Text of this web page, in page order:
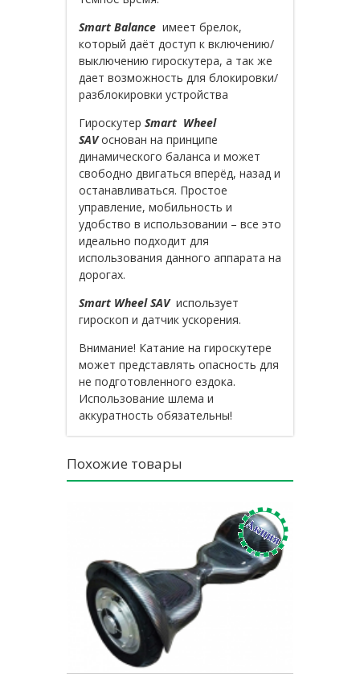
Smart Balance имеет брелок,
который даёт доступ к включению/
выключению гироскутера, а так же
дает возможность для блокировки/
разблокировки устройства
Гироскутер Smart Wheel
SAVоснован на принципе
динамического баланса и может
свободно двигаться вперёд, назад и
останавливаться. Простое
управление, мобильность и
удобство в использовании – все это
идеально подходит для
использования данного аппарата на
дорогах.
Smart Wheel SAV использует
гироскоп и датчик ускорения.
Внимание! Катание на гироскутере
может представлять опасность для
не подготовленного ездока.
Использование шлема и
аккуратность обязательны!
Похожие товары